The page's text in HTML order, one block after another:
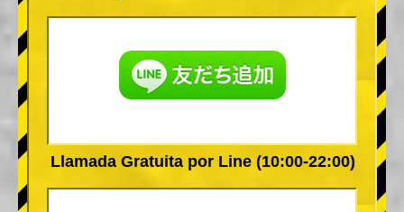
Llamada Gratuita por Line (10:00-22:00)